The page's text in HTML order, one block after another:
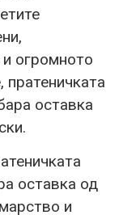
огромното
пратеничката
оставка
оставка од
и